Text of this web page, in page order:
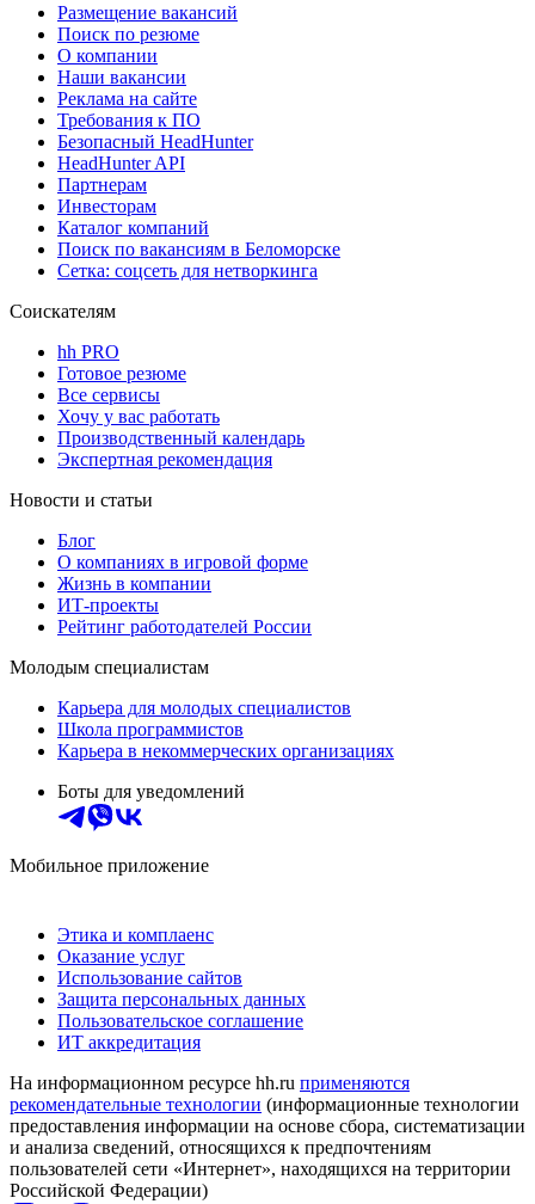
Размещение вакансий
Поиск по резюме
О компании
Наши вакансии
Реклама на сайте
Требования к ПО
Безопасный HeadHunter
HeadHunter API
Партнерам
Инвесторам
Каталог компаний
Поиск по вакансиям в Беломорске
Сетка: соцсеть для нетворкинга
Соискателям
hh PRO
Готовое резюме
Все сервисы
Хочу у вас работать
Производственный календарь
Экспертная рекомендация
Новости и статьи
Блог
О компаниях в игровой форме
Жизнь в компании
ИТ-проекты
Рейтинг работодателей России
Молодым специалистам
Карьера для молодых специалистов
Школа программистов
Карьера в некоммерческих организациях
Боты для уведомлений
Мобильное приложение
Этика и комплаенс
Оказание услуг
Использование сайтов
Защита персональных данных
Пользовательское соглашение
ИТ аккредитация
На информационном ресурсе hh.ru применяются
рекомендательные технологии (информационные технологии
предоставления информации на основе сбора, систематизации
и анализа сведений, относящихся к предпочтениям
пользователей сети «Интернет», находящихся на территории
Российской Федерации)